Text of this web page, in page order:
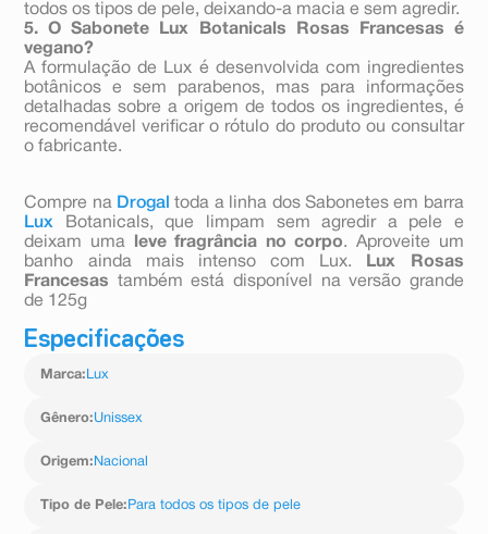
todos os tipos de pele, deixando-a macia e sem agredir.
5. O Sabonete Lux Botanicals Rosas Francesas é
vegano?
A formulação de Lux é desenvolvida com ingredientes
botânicos e sem parabenos, mas para informações
detalhadas sobre a origem de todos os ingredientes, é
recomendável verificar o rótulo do produto ou consultar
o fabricante.
Compre na Drogal toda a linha dos Sabonetes em barra
Lux
Botanicals, que limpam sem agredir a pele e
deixam uma leve fragrância no corpo. Aproveite um
banho ainda mais intenso com Lux.
Lux Rosas
Francesas também está disponível na versão grande
de 125g
Especificações
Marca: Lux
Gênero:Unissex
Origem: Nacional
Tipo de Pele: Para todos os tipos de pele